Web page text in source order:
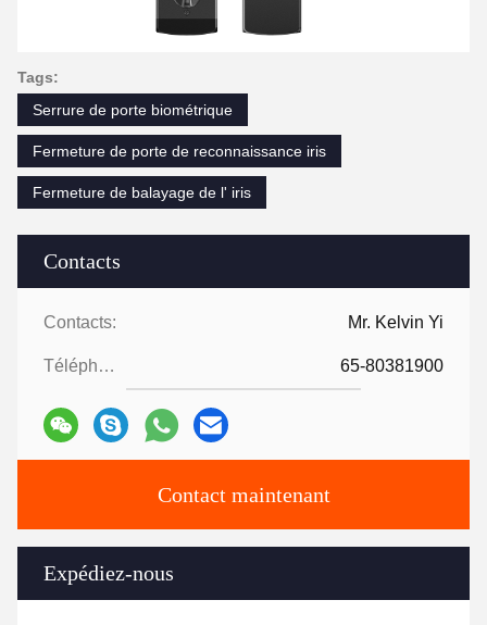
Contacts
Contacts: Mr. Kelvin Yi
Téléphone: 65-80381900
Contact maintenant
Expédiez-nous
Tags:
Serrure de porte biométrique
Fermeture de porte de reconnaissance iris
Fermeture de balayage de l' iris